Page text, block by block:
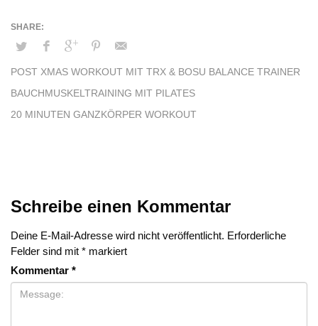
POST XMAS WORKOUT MIT TRX & BOSU BALANCE TRAINER
BAUCHMUSKELTRAINING MIT PILATES
20 MINUTEN GANZKÖRPER WORKOUT
Schreibe einen Kommentar
Deine E-Mail-Adresse wird nicht veröffentlicht. Erforderliche
Felder sind mit * markiert
Kommentar *